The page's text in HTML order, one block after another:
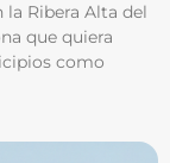
la Ribera Alta del
que quiera
como